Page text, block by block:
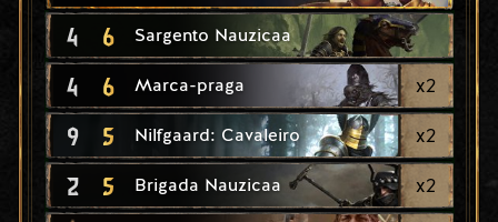
4 6 Sargento Nauzicaa
4 6 Marca-praga x2
9 5 Nilfgaard: Cavaleiro x2
2 5 Brigada Nauzicaa x2